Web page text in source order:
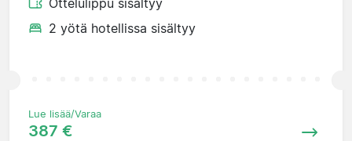
2 yötä hotellissa sisältyy
Lue lisää/Varaa
387 €